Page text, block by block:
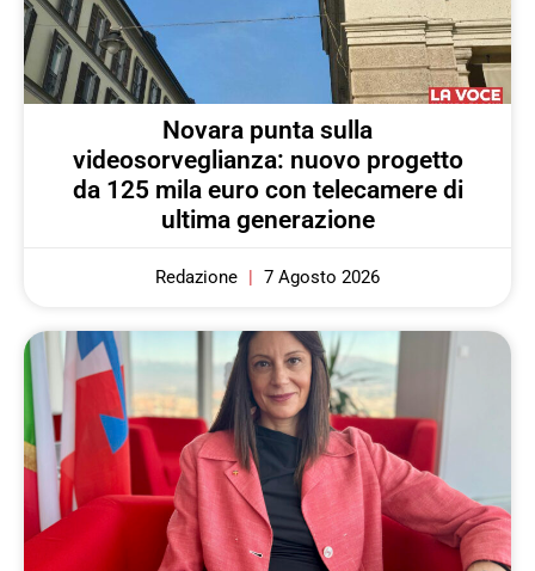
Novara punta sulla
videosorveglianza: nuovo progetto
da 125 mila euro con telecamere di
ultima generazione
Redazione 7 Agosto 2026